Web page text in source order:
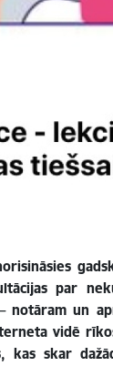
par
un
vidē
skar